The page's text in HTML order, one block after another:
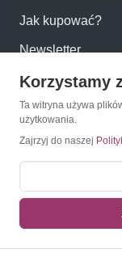
Jak kupować?
Newsletter
Konto
Moje konto
Mój koszyk
Adres dostawy
Korzystamy
Ta witryna używa
użytkowania.
Zajrzyj do naszej